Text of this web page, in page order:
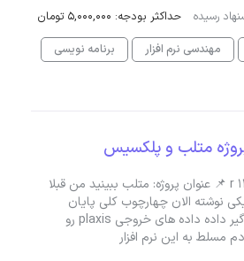
حداکثر بودجه: 5,000,000 تومان
مهندسی نرم افزار برنامه نویسی
🔢 کد پروژه: 115598 r 📌 عنوان پروژه: متلب ببینید من قبلا
نوشته الان چهارچوب کلی پایان
نامه امادس استاد گیر داده داده های خروجی plaxis رو
مسلط به این نرم افزار